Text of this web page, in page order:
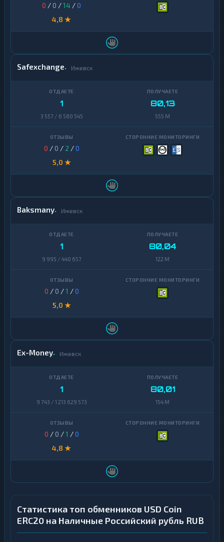
0 / 0 /14 /0
4,8 ★
Safexchange Ижевск
1
3 557 / 6 580 545
80,13
555 M
0 / 0 / 2 /0
5,0 ★
Baksmany Ижевск
1
9 995 / 440 657
80,04
122 M
0 / 0 /1 /0
5,0 ★
Ex-Money Ижевск
1
9 743 / 1 213 629 573
80,01
154 M
0 / 0 /1 /0
4,8 ★
Статистика топ обменников USD Coin
ERC20 на Наличные Российский рубль RUB